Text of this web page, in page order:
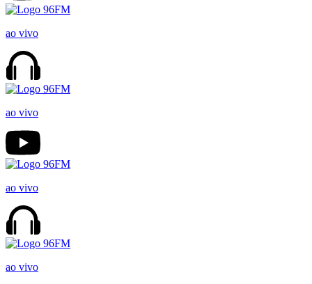
ao vivo
ao vivo
ao vivo
ao vivo